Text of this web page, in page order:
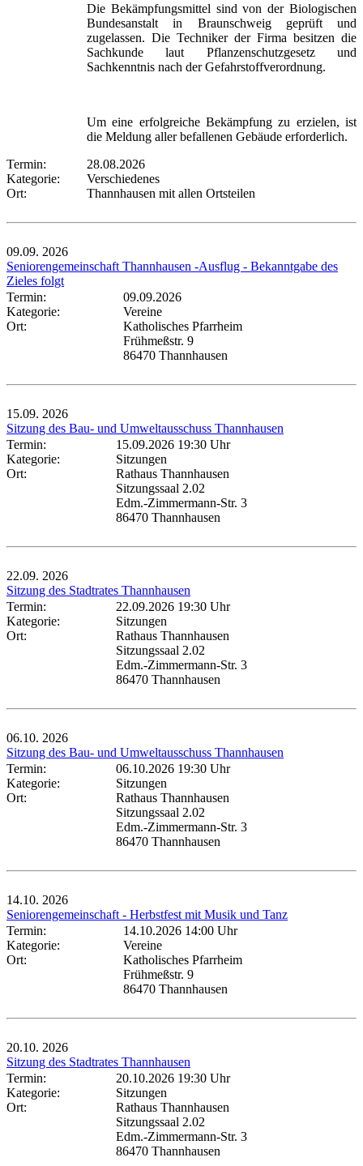
Die Bekämpfungsmittel sind von der Biologischen
Bundesanstalt in Braunschweig geprüft und
zugelassen. Die Techniker der Firma besitzen die
Sachkunde laut Pflanzenschutzgesetz und
Sachkenntnis nach der Gefahrstoffverordnung.
Um eine erfolgreiche Bekämpfung zu erzielen, ist
die Meldung aller befallenen Gebäude erforderlich.
Termin:
28.08.2026
Kategorie:
Verschiedenes
Ort:
Thannhausen mit allen Ortsteilen
09.09. 2026
Seniorengemeinschaft Thannhausen -Ausflug - Bekanntgabe des
Zieles folgt
Termin:
09.09.2026
Kategorie:
Vereine
Ort:
Katholisches Pfarrheim
Frühmeßstr. 9
86470 Thannhausen
15.09. 2026
Sitzung des Bau- und Umweltausschuss Thannhausen
Termin:
15.09.2026 19:30 Uhr
Kategorie:
Sitzungen
Ort:
Rathaus Thannhausen
Sitzungssaal 2.02
Edm.-Zimmermann-Str. 3
86470 Thannhausen
22.09. 2026
Sitzung des Stadtrates Thannhausen
Termin:
22.09.2026 19:30 Uhr
Kategorie:
Sitzungen
Ort:
Rathaus Thannhausen
Sitzungssaal 2.02
Edm.-Zimmermann-Str. 3
86470 Thannhausen
06.10. 2026
Sitzung des Bau- und Umweltausschuss Thannhausen
Termin:
06.10.2026 19:30 Uhr
Kategorie:
Sitzungen
Ort:
Rathaus Thannhausen
Sitzungssaal 2.02
Edm.-Zimmermann-Str. 3
86470 Thannhausen
14.10. 2026
Seniorengemeinschaft - Herbstfest mit Musik und Tanz
Termin:
14.10.2026 14:00 Uhr
Kategorie:
Vereine
Ort:
Katholisches Pfarrheim
Frühmeßstr. 9
86470 Thannhausen
20.10. 2026
Sitzung des Stadtrates Thannhausen
Termin:
20.10.2026 19:30 Uhr
Kategorie:
Sitzungen
Ort:
Rathaus Thannhausen
Sitzungssaal 2.02
Edm.-Zimmermann-Str. 3
86470 Thannhausen